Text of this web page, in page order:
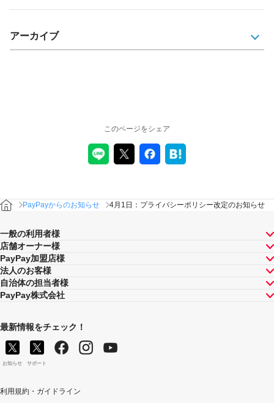
アーカイブ
このページをシェア
PayPayからのお知らせ 4月1日：プライバシーポリシー改定のお知らせ
一般の利用者様
店舗オーナー様
PayPay加盟店様
法人のお客様
自治体の担当者様
PayPay株式会社
最新情報をチェック！
お知らせ サポート
利用規約・ガイドライン